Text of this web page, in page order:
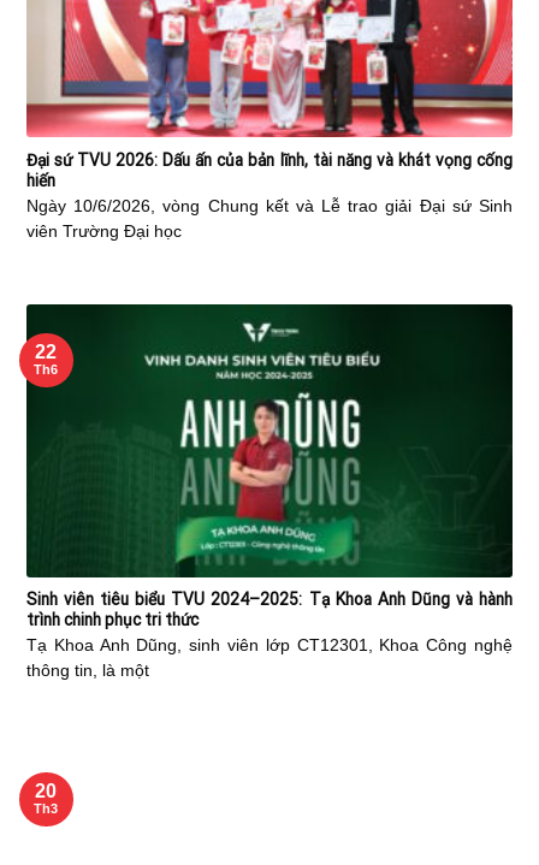
Đại sứ TVU 2026: Dấu ấn của bản lĩnh, tài năng và khát vọng cống
hiến
Ngày 10/6/2026, vòng Chung kết và Lễ trao giải Đại sứ Sinh
viên Trường Đại học
Sinh viên tiêu biểu TVU 2024–2025: Tạ Khoa Anh Dũng và hành
trình chinh phục tri thức
Tạ Khoa Anh Dũng, sinh viên lớp CT12301, Khoa Công nghệ
thông tin, là một
22
Th6
20
Th3